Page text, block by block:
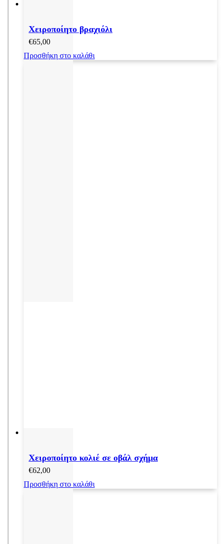
Χειροποίητο βραχιόλι
€65,00
Προσθήκη στο καλάθι
Χειροποίητο κολιέ σε οβάλ σχήμα
€62,00
Προσθήκη στο καλάθι